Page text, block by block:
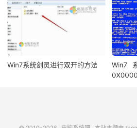
Win7系统剑灵进行双开的方法